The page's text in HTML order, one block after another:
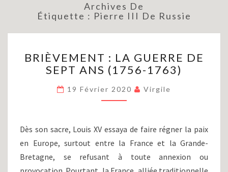
Archives De
Étiquette : Pierre III De Russie
LA
DE
SEPT
(1756-
1763)
BRIÈVEMENT : LA GUERRE DE
SEPT ANS (1756-1763)
19 Février 2020 Virgile
Dès son sacre, Louis XV essaya de faire régner la paix
en Europe, surtout entre la France et la Grande-
Bretagne, se refusant à toute annexion ou